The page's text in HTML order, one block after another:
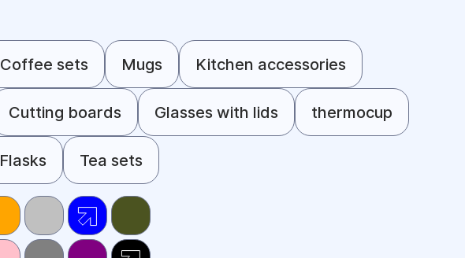
Coffee sets Mugs Kitchen accessories
Cutting boards Glasses with lids thermocup
Flasks Tea sets